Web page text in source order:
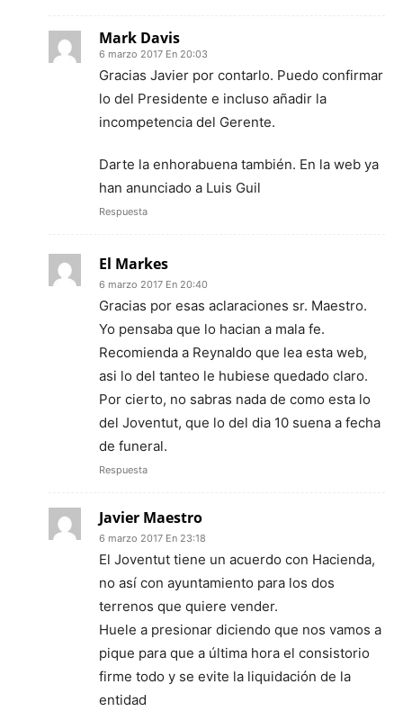
Mark Davis
6 marzo 2017 En 20:03
Gracias Javier por contarlo. Puedo confirmar
lo del Presidente e incluso añadir la
incompetencia del Gerente.
Darte la enhorabuena también. En la web ya
han anunciado a Luis Guil
Respuesta
El Markes
6 marzo 2017 En 20:40
Gracias por esas aclaraciones sr. Maestro.
Yo pensaba que lo hacian a mala fe.
Recomienda a Reynaldo que lea esta web,
asi lo del tanteo le hubiese quedado claro.
Por cierto, no sabras nada de como esta lo
del Joventut, que lo del dia 10 suena a fecha
de funeral.
Respuesta
Javier Maestro
6 marzo 2017 En 23:18
El Joventut tiene un acuerdo con Hacienda,
no así con ayuntamiento para los dos
terrenos que quiere vender.
Huele a presionar diciendo que nos vamos a
pique para que a última hora el consistorio
firme todo y se evite la liquidación de la
entidad